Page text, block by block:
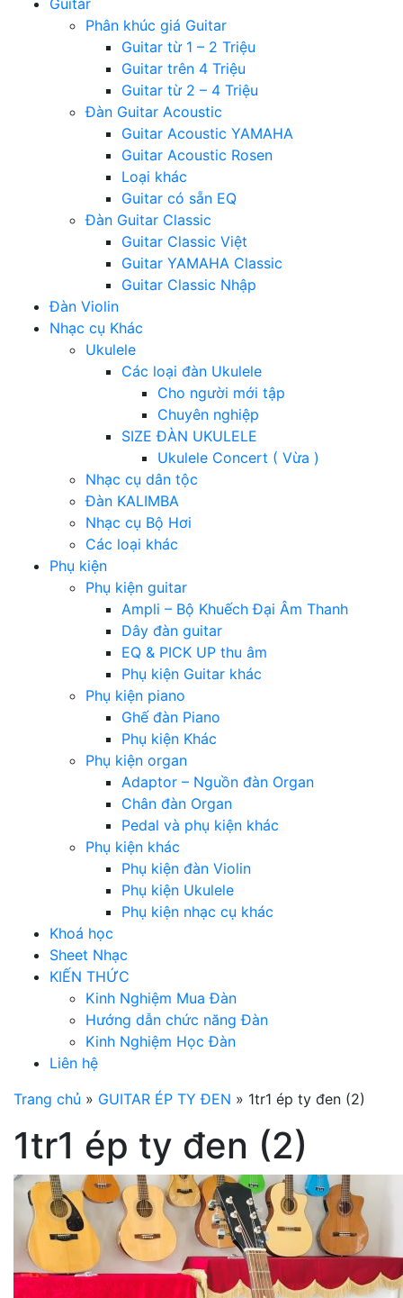
Guitar
Phân khúc giá Guitar
Guitar từ 1 – 2 Triệu
Guitar trên 4 Triệu
Guitar từ 2 – 4 Triệu
Đàn Guitar Acoustic
Guitar Acoustic YAMAHA
Guitar Acoustic Rosen
Loại khác
Guitar có sẵn EQ
Đàn Guitar Classic
Guitar Classic Việt
Guitar YAMAHA Classic
Guitar Classic Nhập
Đàn Violin
Nhạc cụ Khác
Ukulele
Các loại đàn Ukulele
Cho người mới tập
Chuyên nghiệp
SIZE ĐÀN UKULELE
Ukulele Concert ( Vừa )
Nhạc cụ dân tộc
Đàn KALIMBA
Nhạc cụ Bộ Hơi
Các loại khác
Phụ kiện
Phụ kiện guitar
Ampli – Bộ Khuếch Đại Âm Thanh
Dây đàn guitar
EQ & PICK UP thu âm
Phụ kiện Guitar khác
Phụ kiện piano
Ghế đàn Piano
Phụ kiện Khác
Phụ kiện organ
Adaptor – Nguồn đàn Organ
Chân đàn Organ
Pedal và phụ kiện khác
Phụ kiện khác
Phụ kiện đàn Violin
Phụ kiện Ukulele
Phụ kiện nhạc cụ khác
Khoá học
Sheet Nhạc
KIẾN THỨC
Kinh Nghiệm Mua Đàn
Hướng dẫn chức năng Đàn
Kinh Nghiệm Học Đàn
Liên hệ
Trang chủ » GUITAR ÉP TY ĐEN » 1tr1 ép ty đen (2)
1tr1 ép ty đen (2)